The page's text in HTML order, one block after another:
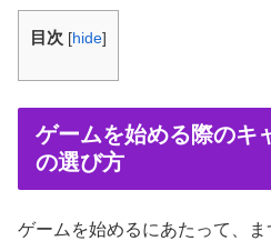
目次 [hide]
ゲームを始める際のキ
の選び方
ゲームを始めるにあたって、